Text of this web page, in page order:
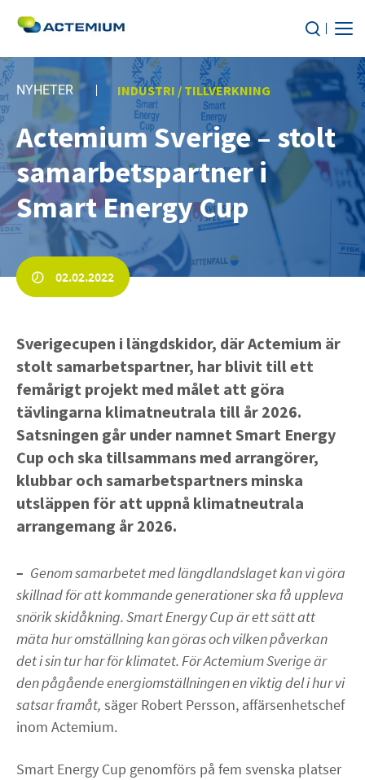
Om oss
TJÄNSTER
MARKNADSSEGMENT
HÅLLBARHET
KARRIÄR
Nyheter
Om oss
KARRIÄR
NYHETER
Sök
efter:
NYHETER INDUSTRI / TILLVERKNING
Actemium Sverige – stolt
samarbetspartner i
Smart Energy Cup
02.02.2022
Sverigecupen i längdskidor, där Actemium är
stolt samarbetspartner, har blivit till ett
femårigt projekt med målet att göra
tävlingarna klimatneutrala till år 2026.
Satsningen går under namnet Smart Energy
Cup och ska tillsammans med arrangörer,
klubbar och samarbetspartners minska
utsläppen för att uppnå klimatneutrala
arrangemang år 2026.
– Genom samarbetet med längdlandslaget kan vi göra
skillnad för att kommande generationer ska få uppleva
snörik skidåkning. Smart Energy Cup är ett sätt att
mäta hur omställning kan göras och vilken påverkan
det i sin tur har för klimatet. För Actemium Sverige är
den pågående energiomställningen en viktig del i hur vi
satsar framåt, säger Robert Persson, affärsenhetschef
inom Actemium.
Smart Energy Cup genomförs på fem svenska platser